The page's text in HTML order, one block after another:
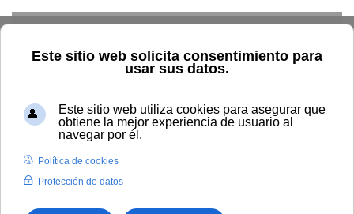
Inicio Estudiar Oferta académica
Modalidad
Presencial
La disciplina territorial y urbanística en Andalucía
Cursos de verano/Ingeniería y Arquitectura/4898